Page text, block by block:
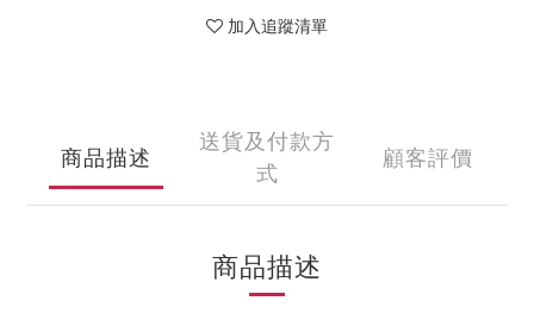
加入追蹤清單
商品描述
送貨及付款方
式
顧客評價
商品描述